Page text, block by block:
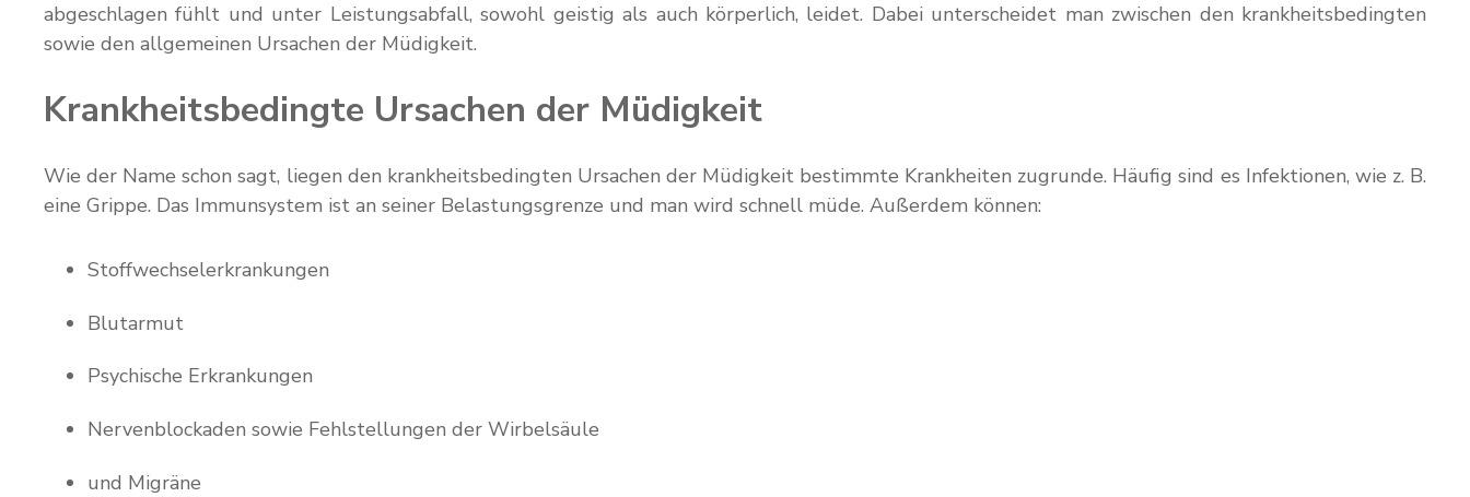
abgeschlagen fühlt und unter Leistungsabfall, sowohl geistig als auch körperlich, leidet. Dabei unterscheidet man zwischen den krankheitsbedingten
sowie den allgemeinen Ursachen der Müdigkeit.
Krankheitsbedingte Ursachen der Müdigkeit
Wie der Name schon sagt, liegen den krankheitsbedingten Ursachen der Müdigkeit bestimmte Krankheiten zugrunde. Häufig sind es Infektionen, wie z. B.
eine Grippe. Das Immunsystem ist an seiner Belastungsgrenze und man wird schnell müde. Außerdem können:
Stoffwechselerkrankungen
Blutarmut
Psychische Erkrankungen
Nervenblockaden sowie Fehlstellungen der Wirbelsäule
und Migräne